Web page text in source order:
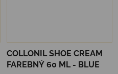
COLLONIL SHOE CREAM
FAREBNÝ 60 ML - BLUE